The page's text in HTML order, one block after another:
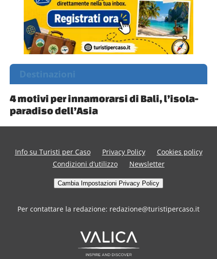
Destinazioni
4 motivi per innamorarsi di Bali, l’isola-
paradiso dell’Asia
Info su Turisti per Caso Privacy Policy
Cookies policy
Condizioni d’utilizzo
Newsletter
Cambia Impostazioni Privacy Policy
Per contattare la redazione: redazione@turistipercaso.it